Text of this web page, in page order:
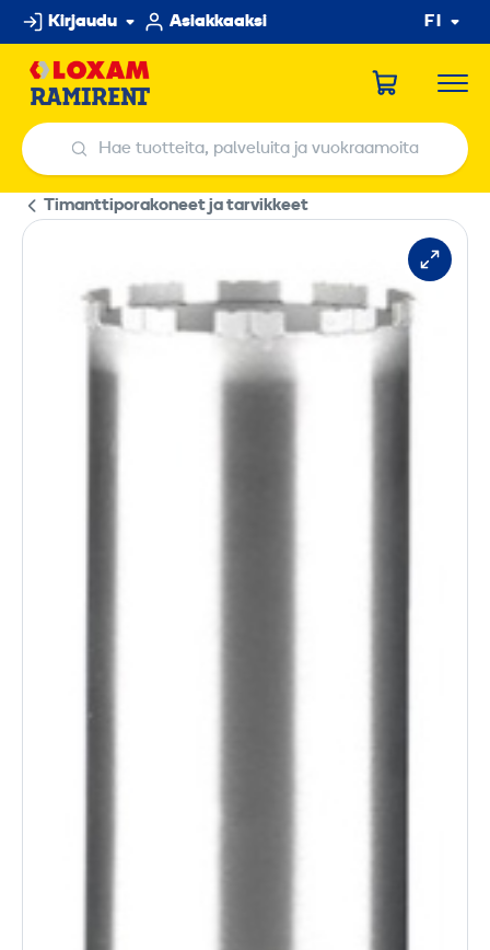
Hyppää
sisältöön
Kirjaudu Asiakkaaksi FI
Hae tuotteita, palveluita ja vuokraamoita
Hae tuotteita, palveluita ja vuokraamoita
Timanttiporakoneet ja tarvikkeet